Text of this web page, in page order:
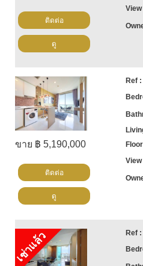
ติดต่อ
ดู
ขาย ฿ 5,190,000
ติดต่อ
ดู
เช่าแล้ว